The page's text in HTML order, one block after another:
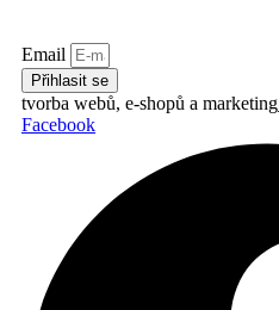
Email
Přihlasit se
tvorba webů, e-shopů a marketing
Facebook